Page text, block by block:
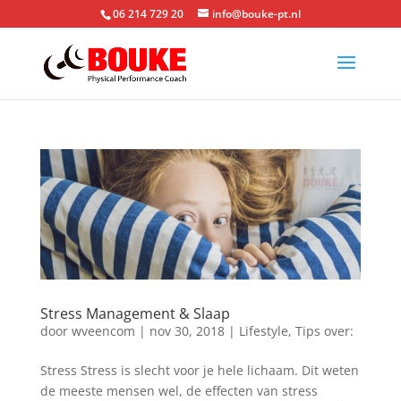
06 214 729 20 info@bouke-pt.nl
Stress Management & Slaap
door wveencom | nov 30, 2018| Lifestyle, Tips over:
Stress Stress is slecht voor je hele lichaam. Dit weten
de meeste mensen wel, de effecten van stress